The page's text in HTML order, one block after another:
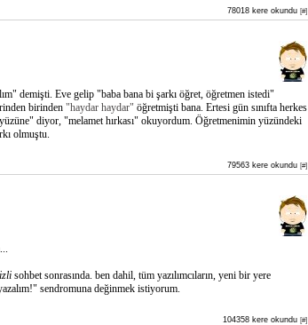
78018 kere okundu [#]
demişti. Eve gelip "baba bana bi şarkı öğret, öğretmen istedi"
birinden "haydar haydar" öğretmişti bana. Ertesi gün sınıfta herkes
diyor, "melamet hırkası" okuyordum. Öğretmenimin yüzündeki
olmuştu.
79563 kere okundu [#]
sohbet sonrasında. ben dahil, tüm yazılımcıların, yeni bir yere
sendromuna değinmek istiyorum.
104358 kere okundu [#]